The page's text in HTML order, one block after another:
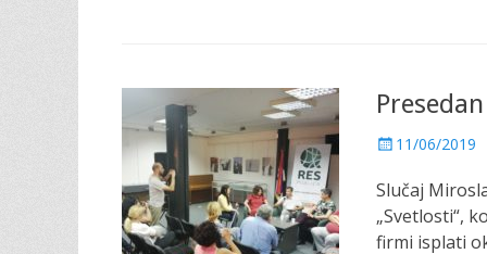
P
s
e
11/06/2019
Slučaj
„Svetlosti“,
firmi isplati